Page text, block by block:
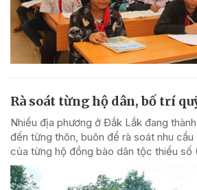
Rà soát từng hộ dân, bố trí
Nhiều địa phương ở Đắk Lắk đang
đến từng thôn, buôn để rà soát nhu
của từng hộ đồng bào dân tộc thiểu số